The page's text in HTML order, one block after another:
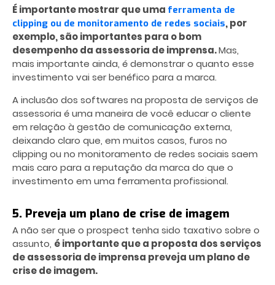
É importante mostrar que uma ferramenta de
clipping ou de monitoramento de redes sociais, por
exemplo, são importantes para o bom
desempenho da assessoria de imprensa.Mas,
mais importante ainda, é demonstrar o quanto esse
investimento vai ser benéfico para a marca.
A inclusão dos softwares na proposta de serviços de
assessoria é uma maneira de você educar o cliente
em relação à gestão de comunicação externa,
deixando claro que, em muitos casos, furos no
clipping ou no monitoramento de redes sociais saem
mais caro para a reputação da marca do que o
investimento em uma ferramenta profissional.
5. Preveja um plano de crise de imagem
A não ser que o prospect tenha sido taxativo sobre o
assunto, é importante que a proposta dos serviços
de assessoria de imprensa preveja um plano de
crise de imagem.